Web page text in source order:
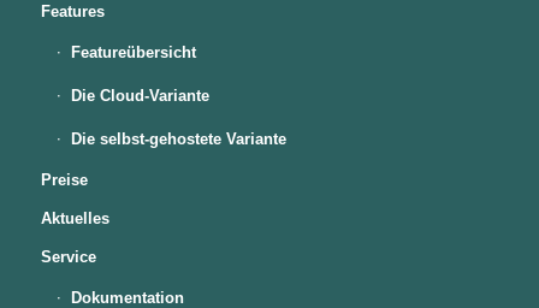
Features
Featureübersicht
Die Cloud-Variante
Die selbst-gehostete Variante
Preise
Aktuelles
Service
Dokumentation